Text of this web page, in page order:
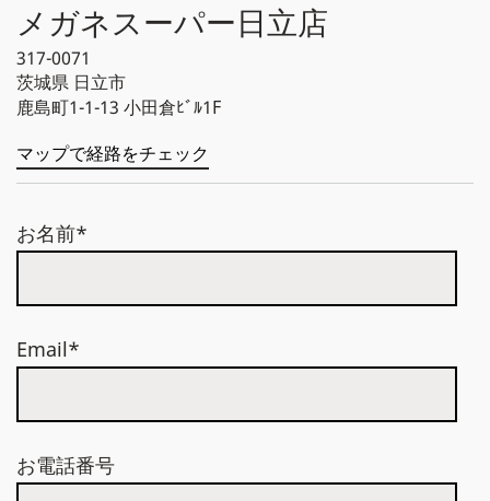
メガネスーパー日立店
317-0071
茨城県 日立市
鹿島町1-1-13 小田倉ﾋﾞﾙ1F
マップで経路をチェック
お名前*
Email*
お電話番号